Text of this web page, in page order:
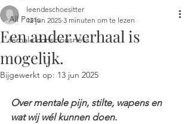
All Posts
female consciousness
Een ander verhaal is
mogelijk.
leendeschoesitter
12 jun 2025 3 minuten om te lezen
Bijgewerkt op: 13 jun 2025
Over mentale pijn, stilte, wapens en
wat wij wél kunnen doen.